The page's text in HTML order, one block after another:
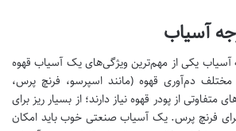
آسیاب
آسیاب یکی از مهم‌ترین ویژگی‌های یک آسیاب قهوه
دم‌آوری قهوه (مانند اسپرسو، فرنچ پرس،
متفاوتی از پودر قهوه نیاز دارند؛ از بسیار ریز برای
فرنچ پرس. یک آسیاب صنعتی خوب باید امکان